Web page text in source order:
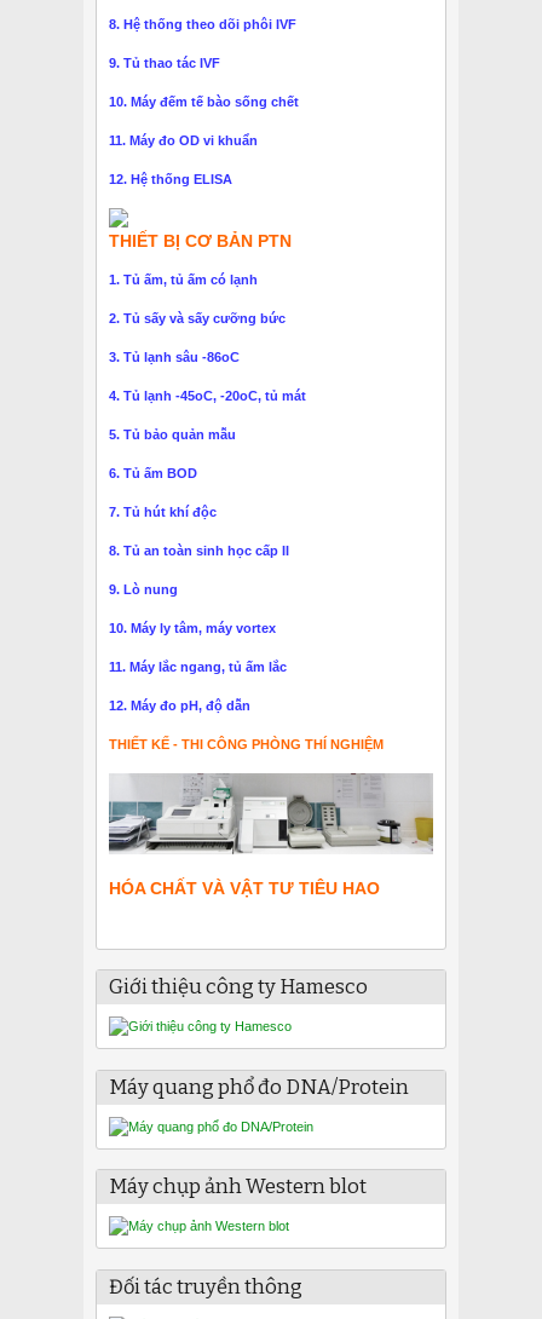
8. Hệ thống theo dõi phôi IVF
9. Tủ thao tác IVF
10. Máy đếm tế bào sống chết
11. Máy đo OD vi khuẩn
12. Hệ thống ELISA
THIẾT BỊ CƠ BẢN PTN
1. Tủ ấm, tủ ấm có lạnh
2. Tủ sấy và sấy cưỡng bức
3. Tủ lạnh sâu -86oC
4. Tủ lạnh -45oC, -20oC, tủ mát
5. Tủ bảo quản mẫu
6. Tủ ấm BOD
7. Tủ hút khí độc
8. Tủ an toàn sinh học cấp II
9. Lò nung
10. Máy ly tâm, máy vortex
11. Máy lắc ngang, tủ ấm lắc
12. Máy đo pH, độ dẫn
THIẾT KẾ - THI CÔNG PHÒNG THÍ NGHIỆM
HÓA CHẤT VÀ VẬT TƯ TIÊU HAO
Giới thiệu công ty Hamesco
Máy quang phổ đo DNA/Protein
Máy chụp ảnh Western blot
Đối tác truyền thông